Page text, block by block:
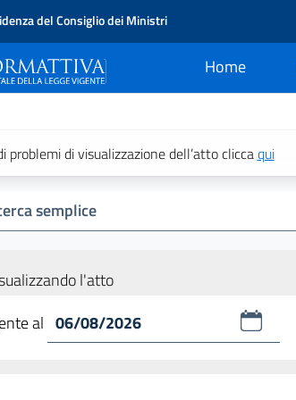
del Consiglio dei Ministri
Home
current
problemi di visualizzazione dell’atto cliccaqui
semplice
l'atto
al